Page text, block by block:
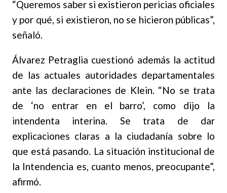
“Queremos saber si existieron pericias oficiales
y por qué, si existieron, no se hicieron públicas”,
señaló.
Álvarez Petraglia cuestionó además la actitud
de las actuales autoridades departamentales
ante las declaraciones de Klein. “No se trata
de ‘no entrar en el barro’, como dijo la
intendenta interina. Se trata de dar
explicaciones claras a la ciudadanía sobre lo
que está pasando. La situación institucional de
la Intendencia es, cuanto menos, preocupante”,
afirmó.